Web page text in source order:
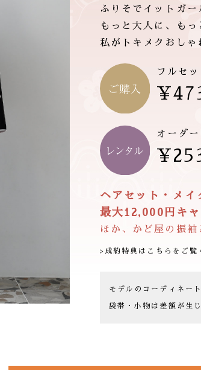
ふりそでイットガー
もっと大人に、もっ
私がトキメクおしゃ
フルセッ
オーダ
ヘアセット・メイ
最大12,000円キ
ほか、かど屋の振袖
>成約特典はこちらをご覧
モデルのコーディネー
袋帯・小物は差額が生